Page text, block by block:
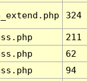
324
211
62
94